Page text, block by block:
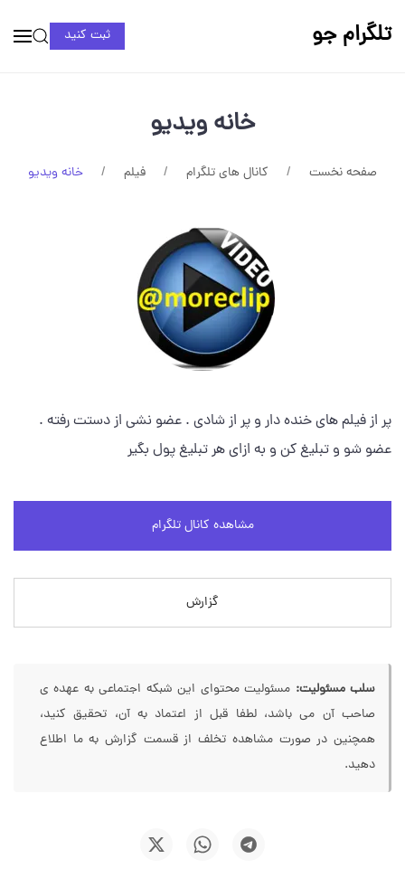
تلگرام جو ثبت کنید
خانه ویدیو
صفحه نخست کانال های تلگرام فیلم خانه ویدیو
پر از فیلم های خنده دار و پر از شادی . عضو نشی از دستت رفته .
عضو شو و تبلیغ کن و به ازای هر تبلیغ پول بگیر
مشاهده کانال تلگرام
گزارش
سلب مسئولیت: مسئولیت محتوای این شبکه اجتماعی به عهده ی
صاحب آن می باشد، لطفا قبل از اعتماد به آن، تحقیق کنید،
همچنین در صورت مشاهده تخلف از قسمت گزارش به ما اطلاع
دهید.